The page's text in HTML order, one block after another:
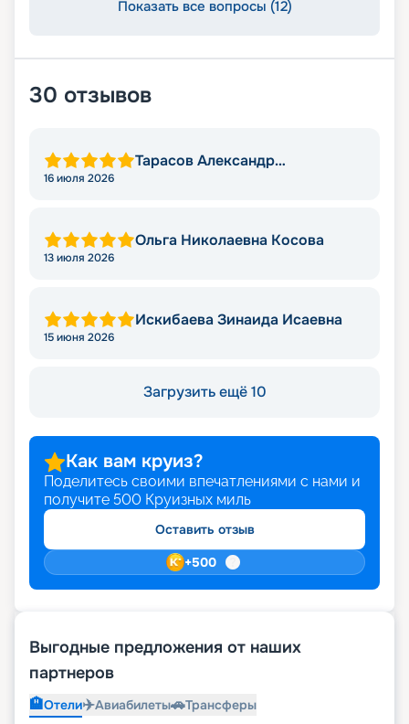
Показать все вопросы (12)
30 отзывов
Тарасов Александр
16 июля 2026
Ольга Николаевна Косова
13 июля 2026
Искибаева Зинаида Исаевна
15 июня 2026
Загрузить ещё 10
Как вам круиз?
Поделитесь своими впечатлениями с нами и
получите 500 Круизных миль
Оставить отзыв
+500
Выгодные предложения от наших
партнеров
🏨Отели✈️Авиабилеты🚗Трансферы